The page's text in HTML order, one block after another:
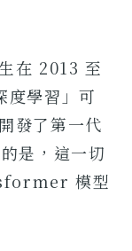
在 2013 至
學習」可
發了第一代
是，這一切
模型